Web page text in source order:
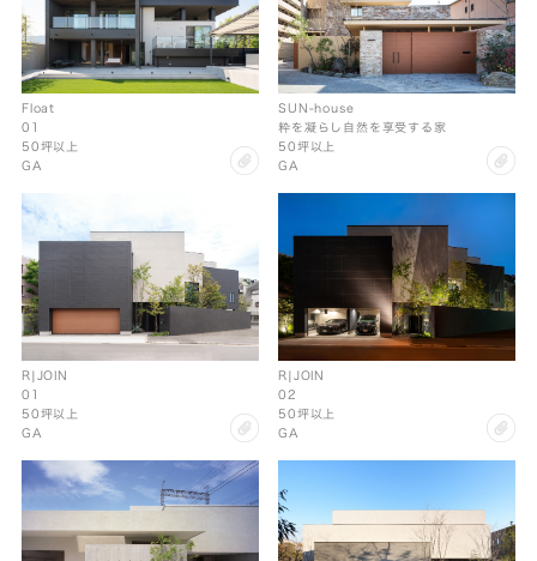
clip
Float
01
50坪以上
GA
SUN-house
粋を凝らし自然を享受する家
50坪以上
GA
clip
R|JOIN
01
50坪以上
GA
R|JOIN
02
50坪以上
GA